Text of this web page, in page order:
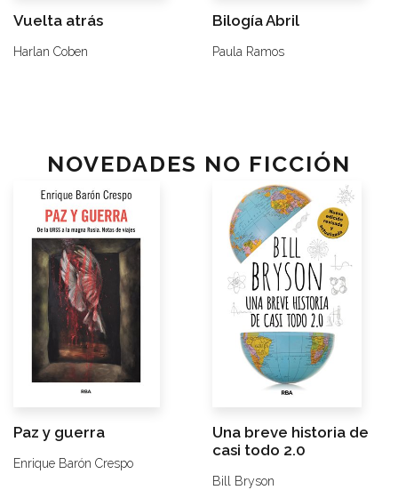
Vuelta atrás
Harlan Coben
Bilogía Abril
Paula Ramos
NOVEDADES NO FICCIÓN
Paz y guerra
Enrique Barón Crespo
Una breve historia de
casi todo 2.0
Bill Bryson